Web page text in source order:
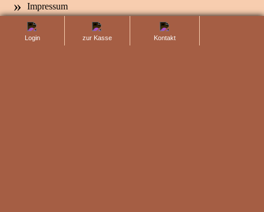
Impressum
AGB und Widerruf
Datenschutz
Login zur Kasse Kontaktanfrage